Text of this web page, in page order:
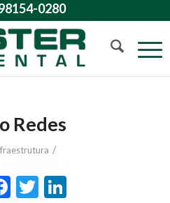
0280
Redes
/
Facebook
Twitter